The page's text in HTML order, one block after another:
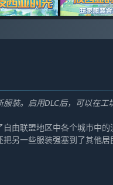
装。启用DLC后，可以在工
自由联盟地区中各个城市中
另一些服装强塞到了其他